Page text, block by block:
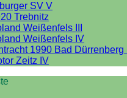
SV V
Trebnitz
Weißenfels III
Weißenfels IV
1990 Bad Dürrenberg II
Zeitz IV